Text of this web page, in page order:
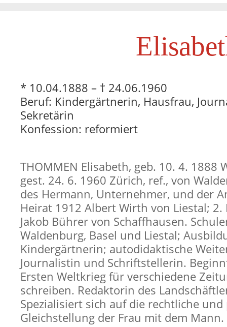
* 10.04.1888 – † 24.06.1960
Beruf: Kindergärtnerin, Hausfrau,
Sekretärin
Konfession: reformiert
THOMMEN Elisabeth, geb. 10. 4. 1888
gest. 24. 6. 1960 Zürich, ref., von
des Hermann, Unternehmer, und der
Heirat 1912 Albert Wirth von Liestal; 2.
Jakob Bührer von Schaffhausen.
Waldenburg, Basel und Liestal;
Kindergärtnerin; autodidaktische
Journalistin und Schriftstellerin.
Ersten Weltkrieg für verschiedene
schreiben. Redaktorin des
Spezialisiert sich auf die rechtliche
Gleichstellung der Frau mit dem